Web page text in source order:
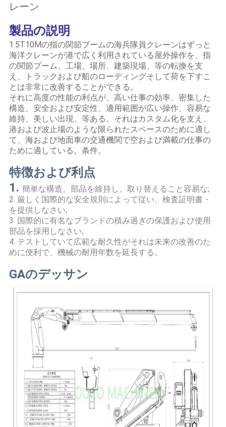
品
質
管
理
ニ
ュ
ー
ス
事
件
CONTACT
US
レーン
製品の説明
1.5T10Mの指の関節ブームの海兵隊員クレーンはずっと
海洋クレーンが港で広く利用されている屋外操作を、指
の関節ブーム、工場、場所、建築現場、等の転換を支
え、トラックおよび船のローディングそして荷を下すこ
とは非常に改善することができる。
それに高度の性能の利点が、高い仕事の効率、密集した
構造、安全および安定性、適用範囲が広い操作、容易な
維持、美しい出現、等ある。それはカスタム化を支え、
港および波止場のような限られたスペースのために適し
て、海および地面車の交通機関で空および満載の仕事の
ために適している。条件。
特徴および利点
1. 簡単な構造、部品を維持し、取り替えること容易な;
2. 厳しく国際的な安全規則によって従い、検査証明書・
を提供しなさい;
3. 国際的に有名なブランドの積み過ぎの保護および使用
部品を採用しなさい;
4. テストしていて広範な耐久性がそれは未来の改善のた
めに便利で、機械の耐用年数を延長する。
GAのデッサン